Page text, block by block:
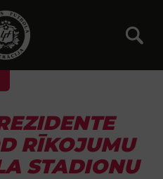
RĪKOJUMU
STADIONU